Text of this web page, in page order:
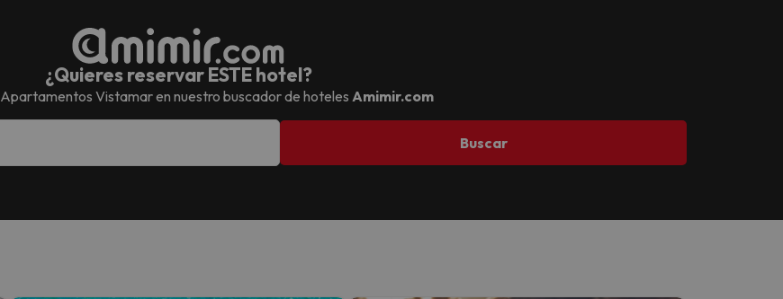
¿Quieres reservar ESTE hotel?
Apartamentos Vistamaren nuestro buscador de hoteles Amimir.com
Buscar